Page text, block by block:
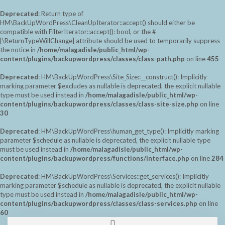
Deprecated: Return type of
HM\BackUpWordPress\CleanUpIterator::accept() should either be
compatible with FilterIterator::accept(): bool, or the #
[\ReturnTypeWillChange] attribute should be used to temporarily suppress
the notice in /home/malagadisle/public_html/wp-
content/plugins/backupwordpress/classes/class-path.php on line455
Deprecated: HM\BackUpWordPress\Site_Size::__construct(): Implicitly
marking parameter $excludes as nullable is deprecated, the explicit nullable
type must be used instead in /home/malagadisle/public_html/wp-
content/plugins/backupwordpress/classes/class-site-size.php on line
30
Deprecated: HM\BackUpWordPress\human_get_type(): Implicitly marking
parameter $schedule as nullable is deprecated, the explicit nullable type
must be used instead in /home/malagadisle/public_html/wp-
content/plugins/backupwordpress/functions/interface.php on line284
Deprecated: HM\BackUpWordPress\Services::get_services(): Implicitly
marking parameter $schedule as nullable is deprecated, the explicit nullable
type must be used instead in /home/malagadisle/public_html/wp-
content/plugins/backupwordpress/classes/class-services.php on line
60